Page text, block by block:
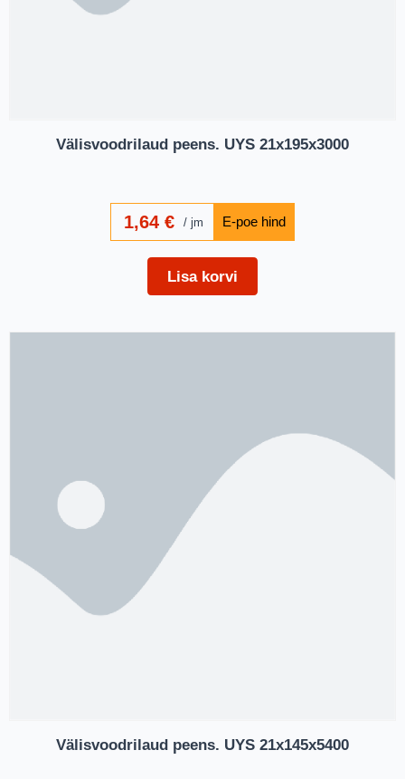
Välisvoodrilaud peens. UYS 21x195x3000
1,64 € jm
Lisa korvi
Välisvoodrilaud peens. UYS 21x145x5400